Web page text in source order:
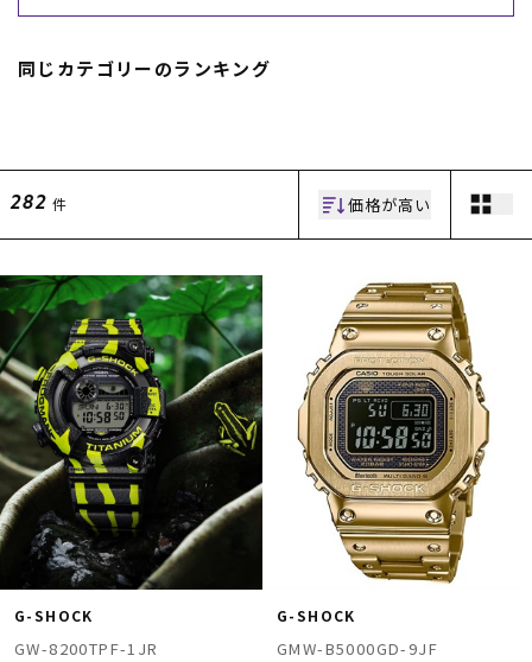
覧
中古/アウトレット サー
ギフトラッピング
ムラサキスポーツ 公式アプリ
ポイント・クーポンもこのアプリで！
同じカテゴリーのランキング
282 件 価格が高い
G-SHOCK
GW-8200TPF-1JR
G-SHOCK
GMW-B5000GD-9JF